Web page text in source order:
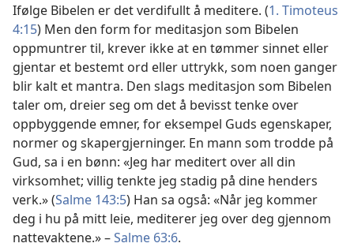
Ifølge Bibelen er det verdifullt å meditere. (1. Timoteus
4:15) Men den form for meditasjon som Bibelen
oppmuntrer til, krever ikke at en tømmer sinnet eller
gjentar et bestemt ord eller uttrykk, som noen ganger
blir kalt et mantra. Den slags meditasjon som Bibelen
taler om, dreier seg om det å bevisst tenke over
oppbyggende emner, for eksempel Guds egenskaper,
normer og skapergjerninger. En mann som trodde på
Gud, sa i en bønn: «Jeg har meditert over all din
virksomhet; villig tenkte jeg stadig på dine henders
verk.» (Salme 143:5) Han sa også: «Når jeg kommer
deg i hu på mitt leie, mediterer jeg over deg gjennom
nattevaktene.» –Salme 63:6.